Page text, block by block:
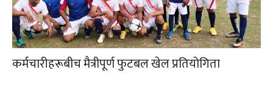
कर्मचारीहरूबीच मैत्रीपूर्ण फुटबल खेल प्रतियोगिता